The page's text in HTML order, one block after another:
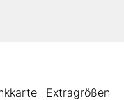
Extragrößen